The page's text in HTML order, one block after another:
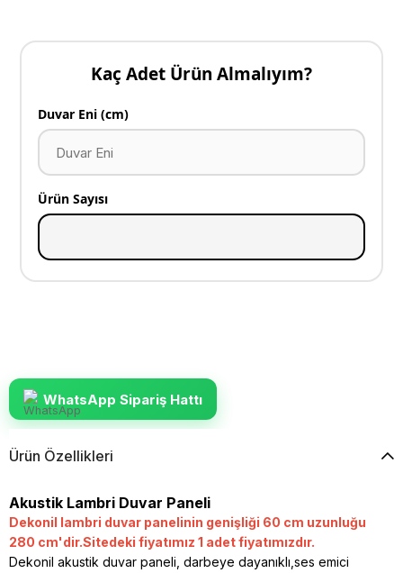
Kaç Adet Ürün Almalıyım?
Duvar Eni (cm)
Ürün Sayısı
WhatsApp Sipariş Hattı
Ürün Özellikleri
Akustik Lambri Duvar Paneli
Dekonil lambri duvar panelinin genişliği 60 cm uzunluğu
280 cm'dir.Sitedeki fiyatımız 1 adet fiyatımızdır.
Dekonil akustik duvar paneli, darbeye dayanıklı,ses emici